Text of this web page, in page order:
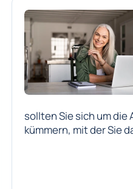
sollten Sie sich um die
kümmern, mit der Sie